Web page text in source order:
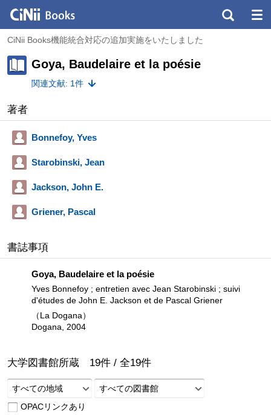
CiNii Books機能統合対応の追加実施をいたしました
Goya, Baudelaire et la poésie
関連文献: 1件
著者
Bonnefoy, Yves
Starobinski, Jean
Jackson, John E.
Griener, Pascal
書誌事項
Goya, Baudelaire et la poésie
Yves Bonnefoy ; entretien avec Jean Starobinski ; suivi
d'études de John E. Jackson et de Pascal Griener
（La Dogana）
Dogana, 2004
大学図書館所蔵 19件 / 全19件
すべての地域
すべての図書館
OPACリンクあり